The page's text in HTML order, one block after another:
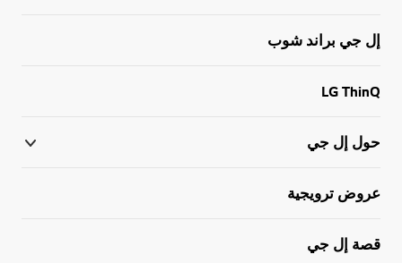
إل جي براند شوب
LG ThinQ
حول إل جي
عروض ترويجية
قصة إل جي